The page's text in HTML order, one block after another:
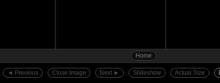
Home
◄︎ Previous Close Image Next ►︎ Slideshow Actual Size
📁︎ Αγιάσος - οι πόρτε...